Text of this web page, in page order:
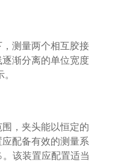
测量两个相互胶接
渐分离的单位宽度
，夹头能以恒定的
配备有效的测量系
该装置应配置适当